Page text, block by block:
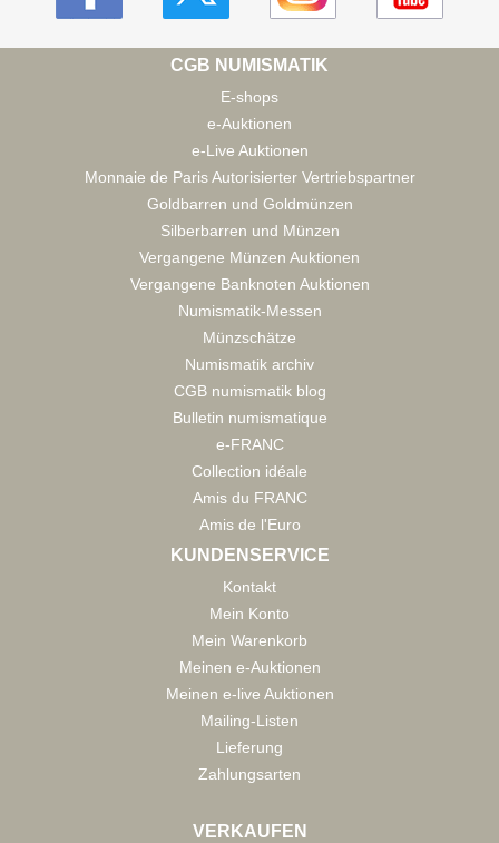
CGB NUMISMATIK
E-shops
e-Auktionen
e-Live Auktionen
Monnaie de Paris Autorisierter Vertriebspartner
Goldbarren und Goldmünzen
Silberbarren und Münzen
Vergangene Münzen Auktionen
Vergangene Banknoten Auktionen
Numismatik-Messen
Münzschätze
Numismatik archiv
CGB numismatik blog
Bulletin numismatique
e-FRANC
Collection idéale
Amis du FRANC
Amis de l'Euro
KUNDENSERVICE
Kontakt
Mein Konto
Mein Warenkorb
Meinen e-Auktionen
Meinen e-live Auktionen
Mailing-Listen
Lieferung
Zahlungsarten
VERKAUFEN